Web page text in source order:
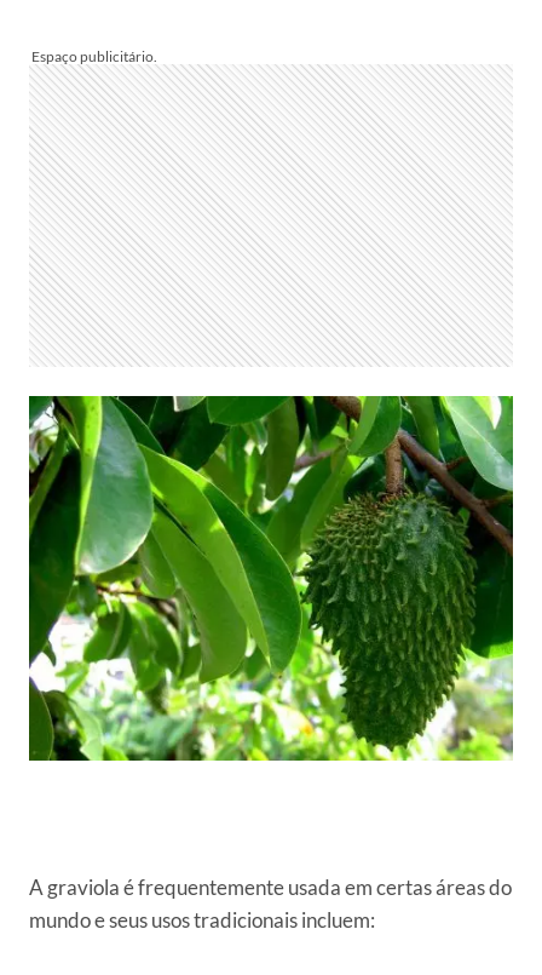
A graviola é frequentemente usada em certas áreas do
mundo e seus usos tradicionais incluem: